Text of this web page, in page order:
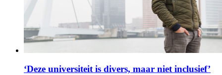
‘Deze universiteit is divers, maar niet inclusief’